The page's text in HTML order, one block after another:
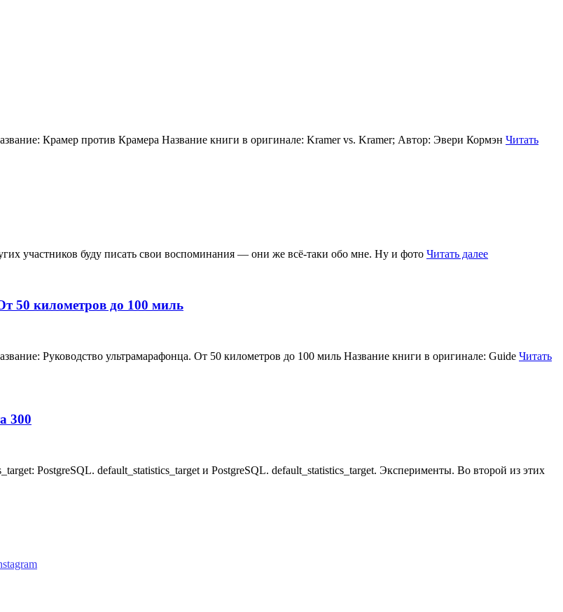
Крамер против Крамера Название книги в оригинале: Kramer vs. Kramer; Автор: Эвери Кормэн Читать
участников буду писать свои воспоминания — они же всё-таки обо мне. Ну и фото Читать далее
50 километров до 100 миль
Руководство ультрамарафонца. От 50 километров до 100 миль Название книги в оригинале: Guide Читать
300
PostgreSQL. default_statistics_target и PostgreSQL. default_statistics_target. Эксперименты. Во второй из этих